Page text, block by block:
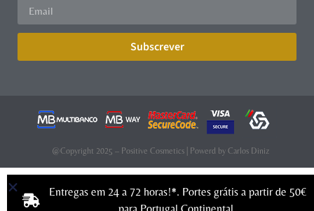
Subscrever
@Copyright 2025 – Positive Cosmetics | Powerd by Carlos Diniz
Entregas em 24 a 72 horas!*. Portes grátis a partir de 50€
para Portugal Continental.